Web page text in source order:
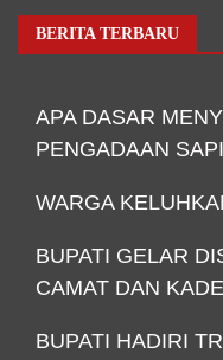
BERITA TERBARU
APA DASAR
PENGADAAN SAPI
WARGA
BUPATI GELAR
CAMAT DAN
BUPATI HADIRI